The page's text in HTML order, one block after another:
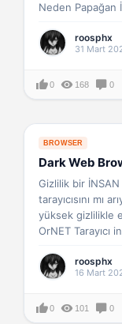
Neden Papağan
roosphx
31 Mart
0 168 0
BROWSER
Dark Web
Gizlilik bir
tarayıcısını mı
yüksek gizlilikle
OrNET
roosphx
16 Mart
0 101 0